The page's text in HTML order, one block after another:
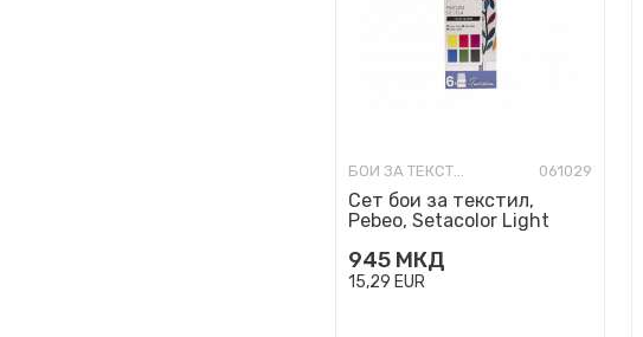
БОИ ЗА ТЕКСТИЛ 061029
Сет бои за текстил,
Pebeo, Setacolor Light
945 МКД
15,29 EUR